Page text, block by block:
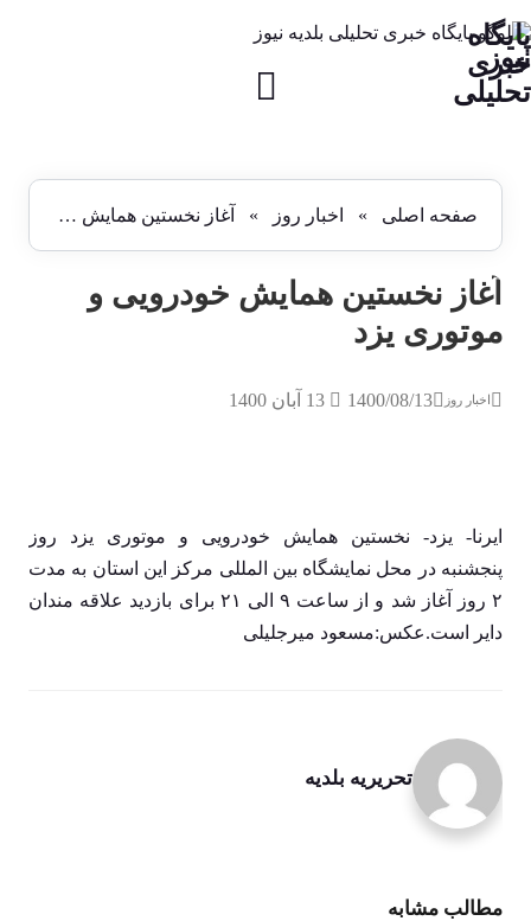
پایگاه
خبری
تحلیلی
نیوز
صفحه اصلی » اخبار روز » آغاز نخستین همایش خودرویی و موتوری یزد
آغاز نخستین همایش خودرویی و
موتوری یزد
اخبار روز 1400/08/13 13 آبان 1400
ایرنا- یزد- نخستین همایش خودرویی و موتوری یزد روز
پنجشنبه در محل نمایشگاه بین المللی مرکز این استان به مدت
۲ روز آغاز شد و از ساعت ۹ الی ۲۱ برای بازدید علاقه مندان
دایر است.عکس:مسعود میرجلیلی
تحریریه بلدیه
مطالب مشابه